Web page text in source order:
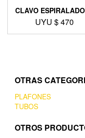
CLAVO
UYU $470
OTRAS
PLAFONES
TUBOS
OTROS